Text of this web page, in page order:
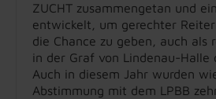
ZUCHT zusammengetan und
entwickelt, um gerechter
die Chance zu geben, auch als
in der Graf von Lindenau-Halle
Auch in diesem Jahr wurden
Abstimmung mit dem LPBB